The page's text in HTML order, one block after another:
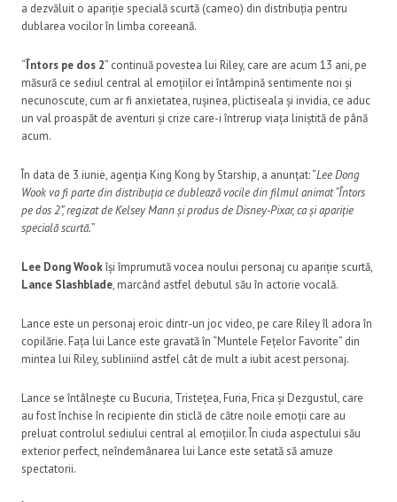
a dezvăluit o apariție specială scurtă (cameo) din distribuția pentru
dublarea vocilor în limba coreeană.
“Întors pe dos 2” continuă povestea lui Riley, care are acum 13 ani, pe
măsură ce sediul central al emoțiilor ei întâmpină sentimente noi și
necunoscute, cum ar fi anxietatea, rușinea, plictiseala și invidia, ce aduc
un val proaspăt de aventuri și crize care-i întrerup viața liniștită de până
acum.
În data de 3 iunie, agenția King Kong by Starship, a anunțat: “Lee Dong
Wook va fi parte din distribuția ce dublează vocile din filmul animat “Întors
pe dos 2”, regizat de Kelsey Mann și produs de Disney-Pixar, ca și apariție
specială scurtă.”
Lee Dong Wookîși împrumută vocea noului personaj cu apariție scurtă,
Lance Slashblade, marcând astfel debutul său în actorie vocală.
Lance este un personaj eroic dintr-un joc video, pe care Riley îl adora în
copilărie. Fața lui Lance este gravată în “Muntele Fețelor Favorite” din
mintea lui Riley, subliniind astfel cât de mult a iubit acest personaj.
Lance se întâlnește cu Bucuria, Tristețea, Furia, Frica și Dezgustul, care
au fost închise în recipiente din sticlă de către noile emoții care au
preluat controlul sediului central al emoțiilor. În ciuda aspectului său
exterior perfect, neîndemânarea lui Lance este setată să amuze
spectatorii.